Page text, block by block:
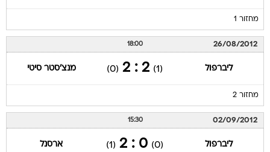
מחזור 1
26/08/2012
18:00
ליברפול (1)
2 : 2
(0) מנצ'סטר סיטי
מחזור 2
02/09/2012
15:30
ליברפול (0)
0 : 2
(1) ארסנל